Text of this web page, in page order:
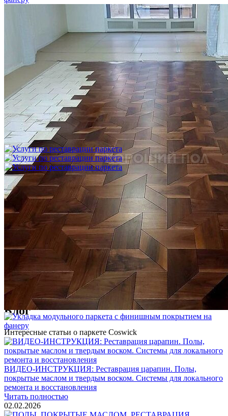
Укладка модульного паркета с финишным покрытием на
фанеру
3 600 ₽
Услуги по реставрации паркета
1 500 ₽
Блог
Интересные статьи о паркете Coswick
ВИДЕО-ИНСТРУКЦИЯ: Реставрация царапин. Полы,
покрытые маслом и твердым воском. Системы для локального
ремонта и восстановления
Читать полностью
02.02.2026